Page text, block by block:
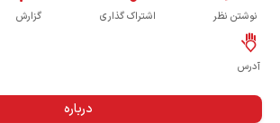
نوشتن نظر اشتراک گذاری گزارش
آدرس
درباره